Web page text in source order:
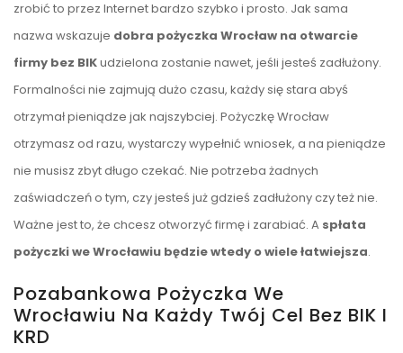
zrobić to przez Internet bardzo szybko i prosto. Jak sama
nazwa wskazuje dobra pożyczka Wrocław na otwarcie
firmy bez BIKudzielona zostanie nawet, jeśli jesteś zadłużony.
Formalności nie zajmują dużo czasu, każdy się stara abyś
otrzymał pieniądze jak najszybciej. Pożyczkę Wrocław
otrzymasz od razu, wystarczy wypełnić wniosek, a na pieniądze
nie musisz zbyt długo czekać. Nie potrzeba żadnych
zaświadczeń o tym, czy jesteś już gdzieś zadłużony czy też nie.
Ważne jest to, że chcesz otworzyć firmę i zarabiać. A spłata
pożyczki we Wrocławiu będzie wtedy o wiele łatwiejsza.
Pozabankowa Pożyczka We
Wrocławiu Na Każdy Twój Cel Bez BIK I
KRD